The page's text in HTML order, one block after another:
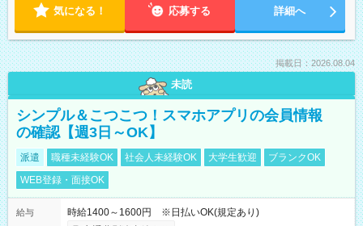
気になる！ 応募する 詳細へ
掲載日：2026.08.04
未読
シンプル＆こつこつ！スマホアプリの会員情報
の確認【週3日～OK】
派遣 職種未経験OK 社会人未経験OK 大学生歓迎
ブランクOK
WEB登録・面接OK
給与
時給1400～1600円 ※日払いOK(規定あり)